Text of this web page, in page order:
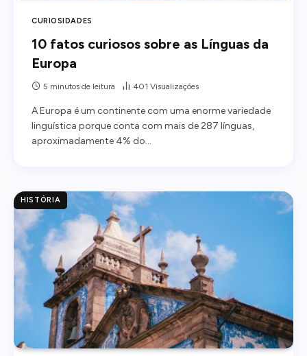
CURIOSIDADES
10 fatos curiosos sobre as Línguas da
Europa
5 minutos de leitura 401 Visualizações
A Europa é um continente com uma enorme variedade
linguística porque conta com mais de 287 línguas,
aproximadamente 4% do…
HISTÓRIA